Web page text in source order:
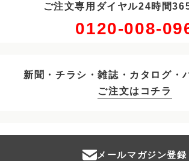
ご注文専用ダイヤル24時間
0120-008-
新聞・チラシ・雑誌・カタログ・
ご注文はコチラ
メールマガジン登録